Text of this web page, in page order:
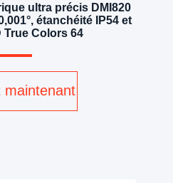
ultra précis DMI820
étanchéité IP54 et
True Colors 64
maintenant